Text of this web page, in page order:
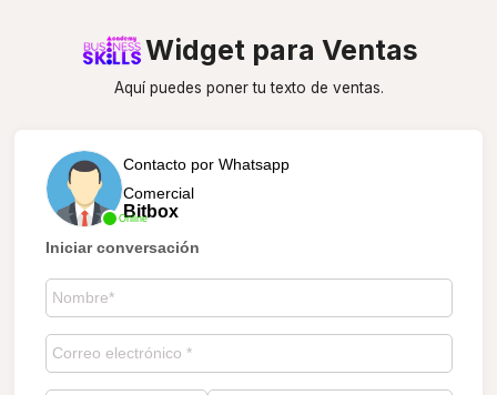
Widget para Ventas
Aquí puedes poner tu texto de ventas.
Online
Contacto por Whatsapp
Comercial
Bitbox
Iniciar conversación